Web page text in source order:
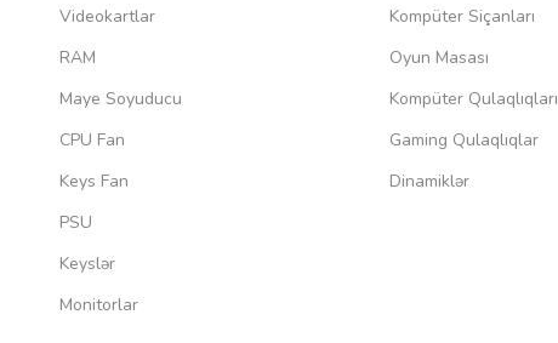
Videokartlar
RAM
Maye Soyuducu
CPU Fan
Keys Fan
PSU
Keyslər
Monitorlar
Kompüter Siçanları
Oyun Masası
Kompüter Qulaqlıqları
Gaming Qulaqlıqlar
Dinamiklər